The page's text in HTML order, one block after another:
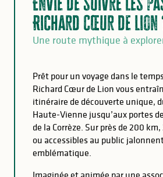
Richard Cœur de Lion
Une route mythique à
Prêt pour un voyage dans le
Richard Cœur de Lion vous
itinéraire de découverte unique,
Haute-Vienne jusqu’aux portes
de la Corrèze. Sur près de 200
ou accessibles au public
emblématique.